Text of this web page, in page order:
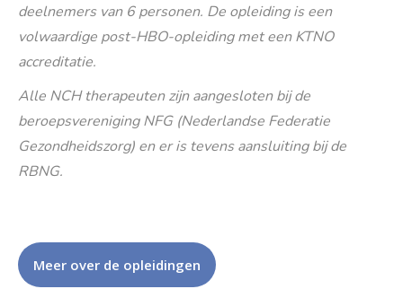
deelnemers van 6 personen. De opleiding is een
volwaardige post-HBO-opleiding met een KTNO
accreditatie.
Alle NCH therapeuten zijn aangesloten bij de
beroepsvereniging NFG (Nederlandse Federatie
Gezondheidszorg) en er is tevens aansluiting bij de
RBNG.
Meer over de opleidingen